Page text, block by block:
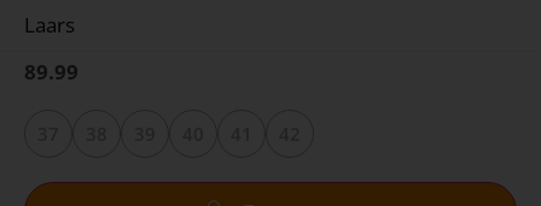
Laars
89.99